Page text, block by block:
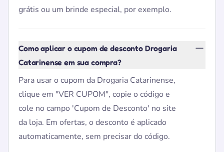
grátis ou um brinde especial, por exemplo.
Como aplicar o cupom de desconto Drogaria
Catarinense em sua compra?
Para usar o cupom da Drogaria Catarinense,
clique em "VER CUPOM", copie o código e
cole no campo 'Cupom de Desconto' no site
da loja. Em ofertas, o desconto é aplicado
automaticamente, sem precisar do código.